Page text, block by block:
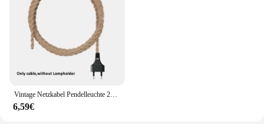
Vintage Netzkabel Pendelleuchte 2M Hanfseil Kabel E26 E27 Lampenfassung Sockel EU Stecker Schalter Industrielle Pendelleuchte
6,59€